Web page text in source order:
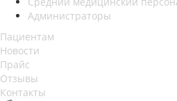
Администраторы
Пациентам
Новости
Прайс
Отзывы
Контакты